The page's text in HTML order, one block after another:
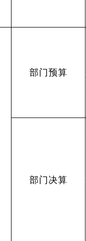
部门预算
部门决算